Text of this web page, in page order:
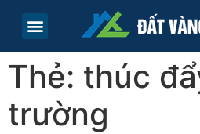
Thẻ: thúc
trường